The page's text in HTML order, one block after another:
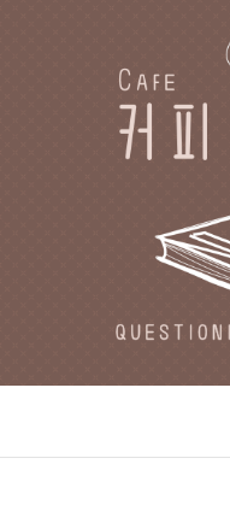
CAFE
카페지기 커
惟)